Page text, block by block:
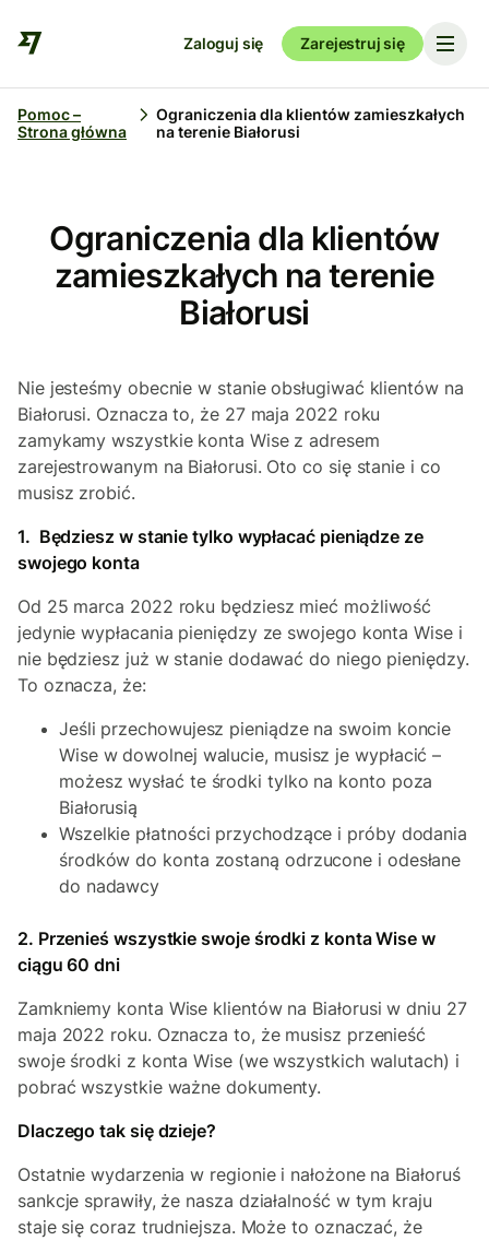
Zaloguj się Zarejestruj się
Pomoc –
Strona główna
Ograniczenia dla klientów zamieszkałych
na terenie Białorusi
Ograniczenia dla klientów
zamieszkałych na terenie
Białorusi
Nie jesteśmy obecnie w stanie obsługiwać klientów na
Białorusi. Oznacza to, że 27 maja 2022 roku
zamykamy wszystkie konta Wise z adresem
zarejestrowanym na Białorusi. Oto co się stanie i co
musisz zrobić.
1. Będziesz w stanie tylko wypłacać pieniądze ze
swojego konta
Od 25 marca 2022 roku będziesz mieć możliwość
jedynie wypłacania pieniędzy ze swojego konta Wise i
nie będziesz już w stanie dodawać do niego pieniędzy.
To oznacza, że:
Jeśli przechowujesz pieniądze na swoim koncie
Wise w dowolnej walucie, musisz je wypłacić –
możesz wysłać te środki tylko na konto poza
Białorusią
Wszelkie płatności przychodzące i próby dodania
środków do konta zostaną odrzucone i odesłane
do nadawcy
2. Przenieś wszystkie swoje środki z konta Wise w
ciągu 60 dni
Zamkniemy konta Wise klientów na Białorusi w dniu 27
maja 2022 roku. Oznacza to, że musisz przenieść
swoje środki z konta Wise (we wszystkich walutach) i
pobrać wszystkie ważne dokumenty.
Dlaczego tak się dzieje?
Ostatnie wydarzenia w regionie i nałożone na Białoruś
sankcje sprawiły, że nasza działalność w tym kraju
staje się coraz trudniejsza. Może to oznaczać, że